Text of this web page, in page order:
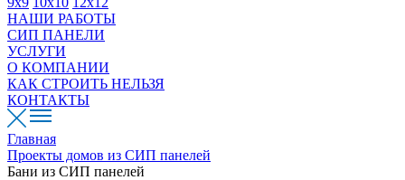
НАШИ РАБОТЫ
СИП ПАНЕЛИ
УСЛУГИ
О КОМПАНИИ
КАК СТРОИТЬ НЕЛЬЗЯ
КОНТАКТЫ
Главная
Проекты домов из СИП панелей
Бани из СИП панелей